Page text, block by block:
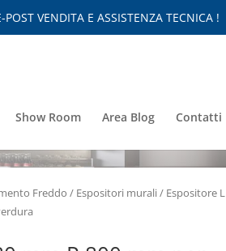
VENDITA E ASSISTENZA TECNICA !
Show Room Area Blog Contatti
Freddo / Espositori murali/ Espositore L